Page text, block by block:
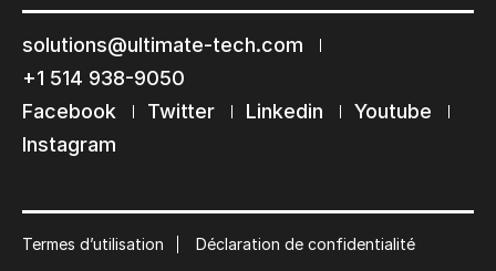
solutions@ultimate-tech.com
+1 514 938-9050
Facebook
Twitter Linkedin
Youtube
Instagram
Termes d’utilisation Déclaration de confidentialité
Restons en contact
Abonnez-vous à notre liste de diffusion